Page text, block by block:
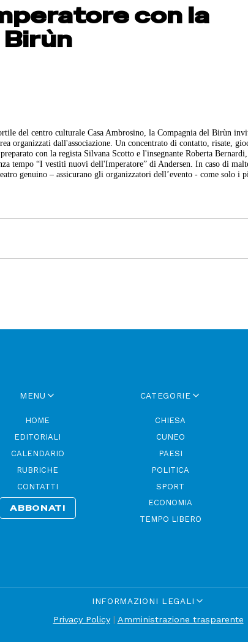
con la
del centro culturale Casa Ambrosino, la Compagnia del Birùn
organizzati dall'associazione. Un concentrato di contatto, risate,
con la regista Silvana Scotto e l'insegnante Roberta
tempo “I vestiti nuovi dell'Imperatore” di Andersen. In caso di
genuino – assicurano gli organizzatori dell’evento - come solo i
MENU
HOME
EDITORIALI
CALENDARIO
RUBRICHE
CONTATTI
ABBONATI
CATEGORIE
CHIESA
CUNEO
PAESI
POLITICA
SPORT
ECONOMIA
TEMPO LIBERO
INFORMAZIONI LEGALI
Privacy Policy| Amministrazione trasparente